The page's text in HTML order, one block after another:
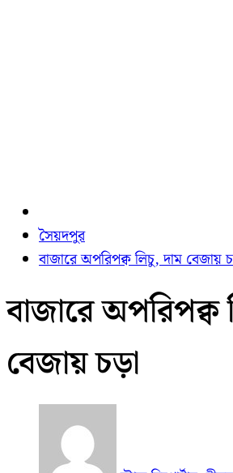
সৈয়দপুর
বাজারে অপরিপক্ব লিচু, দাম বেজায়
বাজারে অপরিপক্ব
বেজায় চড়া